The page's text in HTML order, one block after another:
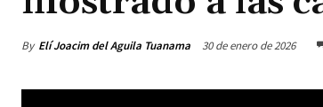
By Elí Joacim del Aguila Tuanama 30 de enero de 2026